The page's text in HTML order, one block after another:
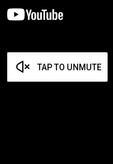
TAP TO UNMUTE